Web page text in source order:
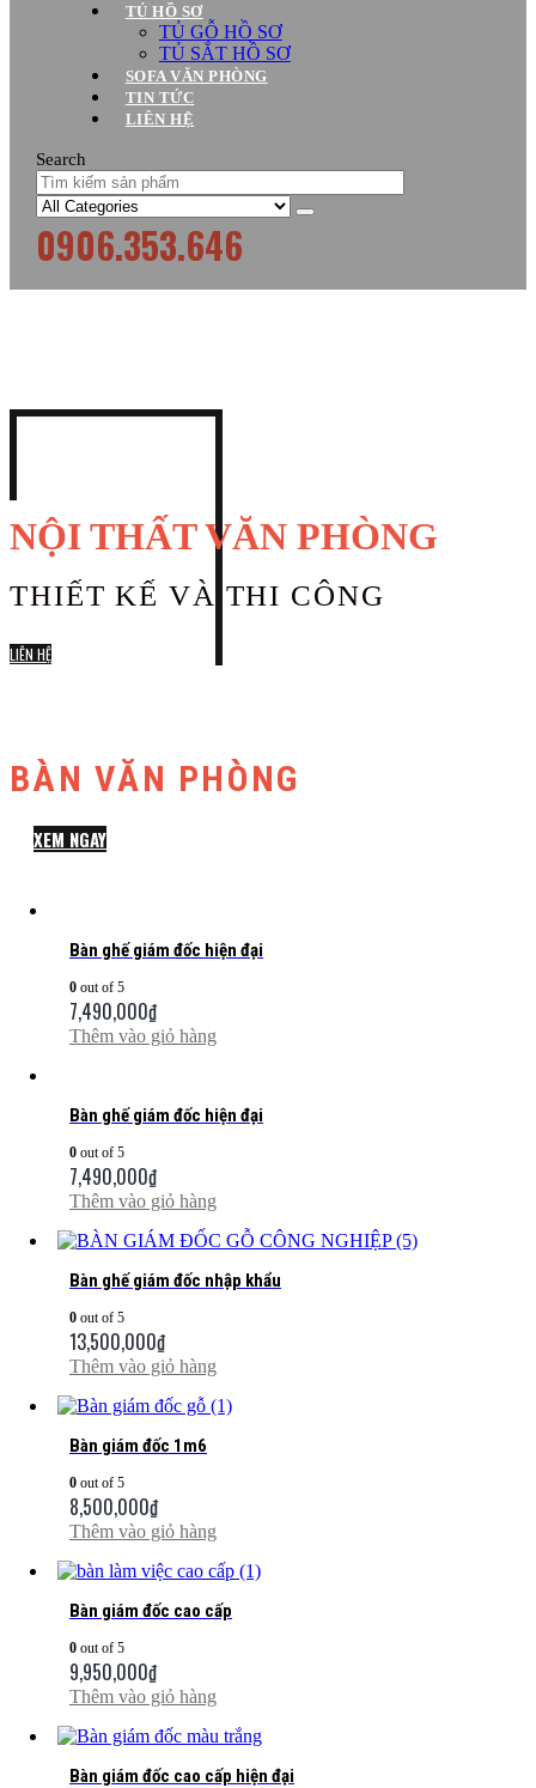
TỦ HỒ SƠ
TỦ GỖ HỒ SƠ
TỦ SẮT HỒ SƠ
SOFA VĂN PHÒNG
TIN TỨC
LIÊN HỆ
Search
0906.353.646
NỘI THẤT VĂN PHÒNG
THIẾT KẾ VÀ THI CÔNG
LIÊN HỆ
BÀN VĂN PHÒNG
XEM NGAY
Bàn ghế giám đốc hiện đại
0 out of 5
7,490,000₫
Thêm vào giỏ hàng
Bàn ghế giám đốc hiện đại
0 out of 5
7,490,000₫
Thêm vào giỏ hàng
Bàn ghế giám đốc nhập khẩu
0 out of 5
13,500,000₫
Thêm vào giỏ hàng
Bàn giám đốc 1m6
0 out of 5
8,500,000₫
Thêm vào giỏ hàng
Bàn giám đốc cao cấp
0 out of 5
9,950,000₫
Thêm vào giỏ hàng
Bàn giám đốc cao cấp hiện đại